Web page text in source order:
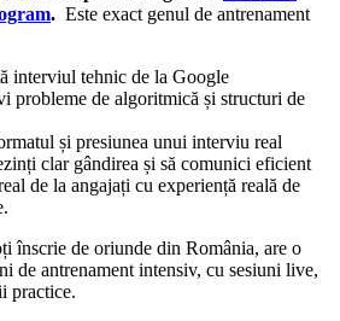
. Este exact genul de antrenament
interviul tehnic de la Google
probleme de algoritmică și structuri de
și presiunea unui interviu real
clar gândirea și să comunici eficient
de la angajați cu experiență reală de
înscrie de oriunde din România, are o
de antrenament intensiv, cu sesiuni live,
practice.